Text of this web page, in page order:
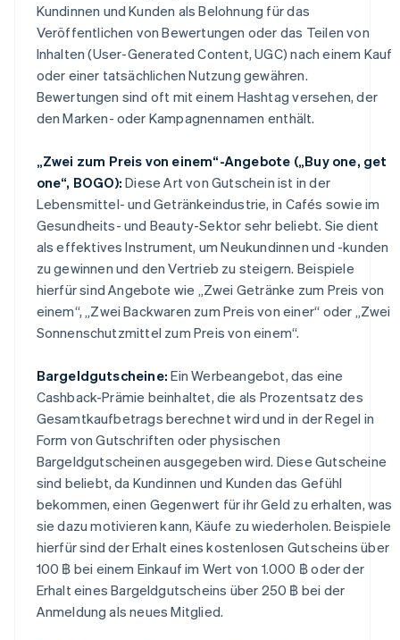
Kundinnen und Kunden als Belohnung für das
Veröffentlichen von Bewertungen oder das Teilen von
Inhalten (User-Generated Content, UGC) nach einem Kauf
oder einer tatsächlichen Nutzung gewähren.
Bewertungen sind oft mit einem Hashtag versehen, der
den Marken- oder Kampagnennamen enthält.
„Zwei zum Preis von einem“-Angebote („Buy one, get
one“, BOGO): Diese Art von Gutschein ist in der
Lebensmittel- und Getränkeindustrie, in Cafés sowie im
Gesundheits- und Beauty-Sektor sehr beliebt. Sie dient
als effektives Instrument, um Neukundinnen und -kunden
zu gewinnen und den Vertrieb zu steigern. Beispiele
hierfür sind Angebote wie „Zwei Getränke zum Preis von
einem“, „Zwei Backwaren zum Preis von einer“ oder „Zwei
Sonnenschutzmittel zum Preis von einem“.
Bargeldgutscheine: Ein Werbeangebot, das eine
Cashback-Prämie beinhaltet, die als Prozentsatz des
Gesamtkaufbetrags berechnet wird und in der Regel in
Form von Gutschriften oder physischen
Bargeldgutscheinen ausgegeben wird. Diese Gutscheine
sind beliebt, da Kundinnen und Kunden das Gefühl
bekommen, einen Gegenwert für ihr Geld zu erhalten, was
sie dazu motivieren kann, Käufe zu wiederholen. Beispiele
hierfür sind der Erhalt eines kostenlosen Gutscheins über
100 ฿ bei einem Einkauf im Wert von 1.000 ฿ oder der
Erhalt eines Bargeldgutscheins über 250 ฿ bei der
Anmeldung als neues Mitglied.